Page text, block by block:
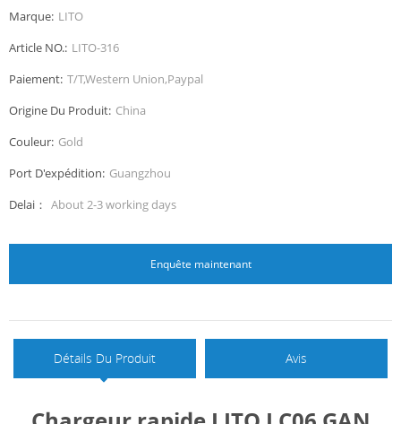
Marque: LITO
Article NO.: LITO-316
Paiement: T/T,Western Union,Paypal
Origine Du Produit: China
Couleur: Gold
Port D'expédition: Guangzhou
Delai： About 2-3 working days
Enquête maintenant
Détails Du Produit Avis